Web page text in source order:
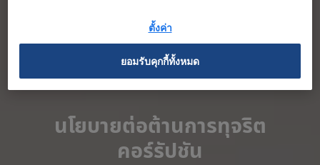
นโยบายต่อต้านการทุจริต
คอร์รัปชัน
ตั้งค่า
ยอมรับคุกกี้ทั้งหมด